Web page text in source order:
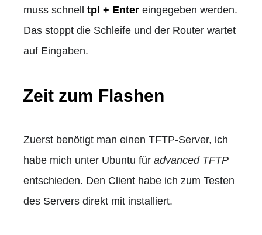
muss schnell tpl + Enter eingegeben werden.
Das stoppt die Schleife und der Router wartet
auf Eingaben.
Zeit zum Flashen
Zuerst benötigt man einen TFTP-Server, ich
habe mich unter Ubuntu für advanced TFTP
entschieden. Den Client habe ich zum Testen
des Servers direkt mit installiert.